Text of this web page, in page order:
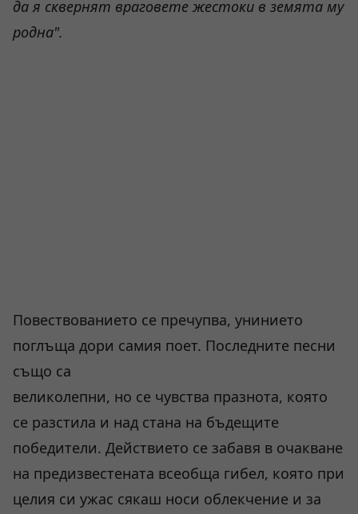
да я сквернят враговете жестоки в земята му
родна".
Повествованието се пречупва, унинието
поглъща дори самия поет. Последните песни
също са
великолепни, но се чувства празнота, която
се разстила и над стана на бъдещите
победители. Действието се забавя в очакване
на предизвестената всеобща гибел, която при
целия си ужас сякаш носи облекчение и за